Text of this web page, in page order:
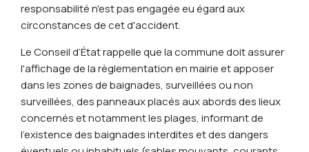
responsabilité n'est pas engagée eu égard aux
circonstances de cet d'accident.
Le Conseil d’État rappelle que la commune doit assurer
l'affichage de la règlementation en mairie et apposer
dans les zones de baignades, surveillées ou non
surveillées, des panneaux placés aux abords des lieux
concernés et notamment les plages, informant de
l'existence des baignades interdites et des dangers